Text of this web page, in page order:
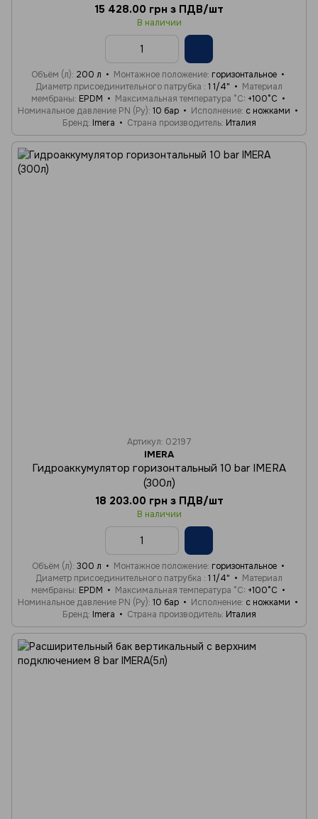
15 428.00 грн з ПДВ/шт
В наличии
Объём (л) 200 л Монтажное положение горизонтальное
Диаметр присоединительного патрубка
1 1/4"
Материал
мембраны EPDM Максимальная температура °C +100°C
Номинальное давление PN (Ру) 10 бар Исполнение с ножками
Бренд Imera Страна производитель Италия
Артикул: 02197
IMERA
Гидроаккумулятор горизонтальный 10 bar IMERA
(300л)
18 203.00 грн з ПДВ/шт
В наличии
Объём (л) 300 л Монтажное положение горизонтальное
Диаметр присоединительного патрубка
1 1/4"
Материал
мембраны EPDM Максимальная температура °C +100°C
Номинальное давление PN (Ру) 10 бар Исполнение с ножками
Бренд Imera Страна производитель Италия